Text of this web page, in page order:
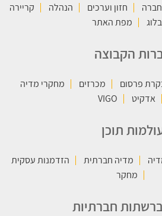
חזון וערכים הנהלה
קריירה
בלוג
מפת האתר
הקבוצה
פרסום מכרזים
מחקרי מדיה
אדקיט
VIGO
תוכן
מדיה חברתית
הזדמנות עסקית
מחקר
חברתיות